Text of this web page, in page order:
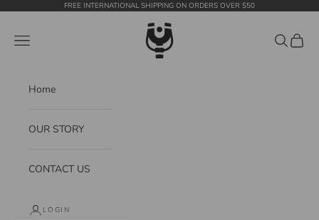
Skip to contentFREE INTERNATIONAL SHIPPING ON ORDERS OVER $50
WildTension
Navigation menu Search
Cart
Home
OUR STORY
CONTACT US
LOGIN